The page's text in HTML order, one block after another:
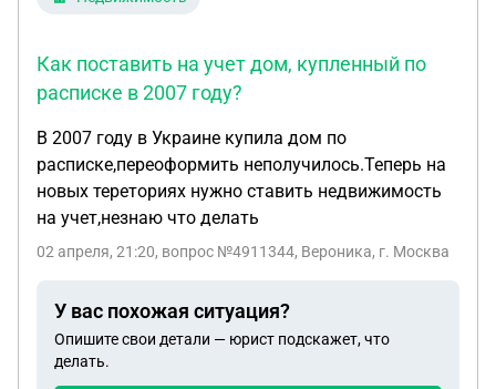
Как поставить на учет дом, купленный по
расписке в 2007 году?
В 2007 году в Украине купила дом по
расписке,переоформить неполучилось.Теперь на
новых тереториях нужно ставить недвижимость
на учет,незнаю что делать
02 апреля, 21:20, вопрос №4911344, Вероника, г. Москва
У вас похожая ситуация?
Опишите свои детали — юрист подскажет, что
делать.